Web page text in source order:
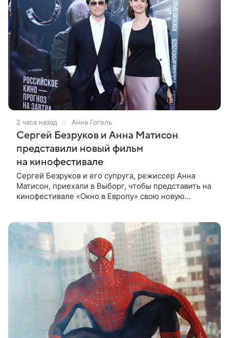
2 часа назад Анна Гоголь
Сергей Безруков и Анна Матисон
представили новый фильм
на кинофестивале
Сергей Безруков и его супруга, режиссер Анна
Матисон, приехали в Выборг, чтобы представить на
кинофестивале «Окно в Европу» свою новую